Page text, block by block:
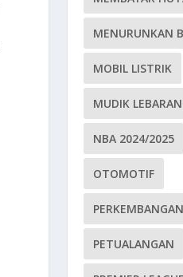
MENURUNKAN
MOBIL LISTRIK
MUDIK LEBARAN
NBA 2024/2025
OTOMOTIF
PETUALANGAN